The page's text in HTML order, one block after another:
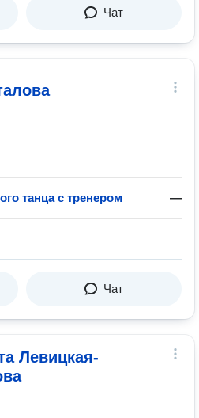
Чат
танца с тренером —
Чат
Левицкая-